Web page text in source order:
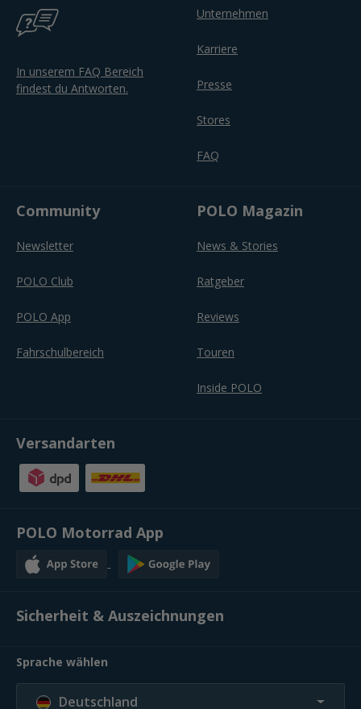
In unserem FAQ Bereich
findest du Antworten.
Unternehmen
Karriere
Presse
Stores
FAQ
Community
Newsletter
POLO Club
POLO App
Fahrschulbereich
POLO Magazin
News & Stories
Ratgeber
Reviews
Touren
Inside POLO
Versandarten
POLO Motorrad App
Sicherheit & Auszeichnungen
Sprache wählen
Deutschland